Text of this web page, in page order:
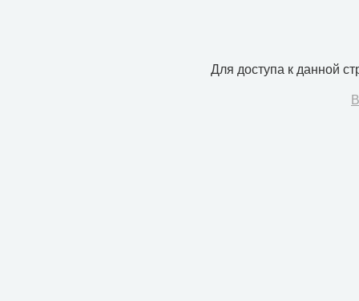
Для доступа к данной